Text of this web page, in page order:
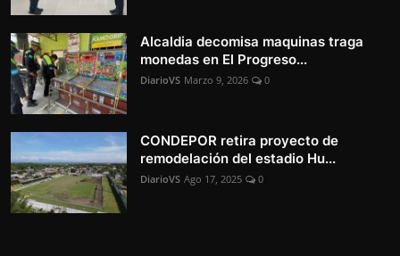
Alcaldia decomisa maquinas traga
monedas en El Progreso...
DiarioVS Marzo 9, 2026 0
CONDEPOR retira proyecto de
remodelación del estadio Hu...
DiarioVS Ago 17, 2025 0